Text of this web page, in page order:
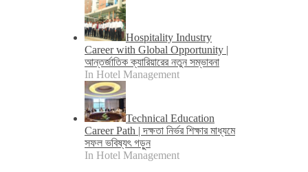
Hospitality Industry
Career with Global Opportunity |
আন্তর্জাতিক ক্যারিয়ারের নতুন সম্ভাবনা
In Hotel Management
Technical Education
Career Path | দক্ষতা নির্ভর শিক্ষার মাধ্যমে
সফল ভবিষ্যৎ গড়ুন
In Hotel Management